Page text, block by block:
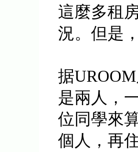
這麼多租
況。但是
据
是兩人，
位同學來
個人，再